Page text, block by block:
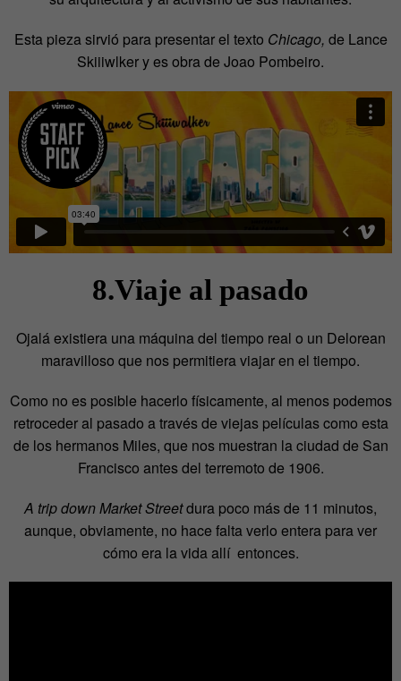
Esta pieza sirvió para presentar el texto Chicago, de Lance
Skiiiwlker y es obra de Joao Pombeiro.
8.Viaje al pasado
Ojalá existiera una máquina del tiempo real o un Delorean
maravilloso que nos permitiera viajar en el tiempo.
Como no es posible hacerlo físicamente, al menos podemos
retroceder al pasado a través de viejas películas como esta
de los hermanos Miles, que nos muestran la ciudad de San
Francisco antes del terremoto de 1906.
A trip down Market Streetdura poco más de 11 minutos,
aunque, obviamente, no hace falta verlo entera para ver
cómo era la vida allí entonces.